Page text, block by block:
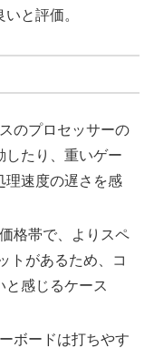
と評価。
のプロセッサーの
したり、重いゲー
理速度の遅さを感
格帯で、よりスペ
トがあるため、コ
と感じるケース
ボードは打ちやす